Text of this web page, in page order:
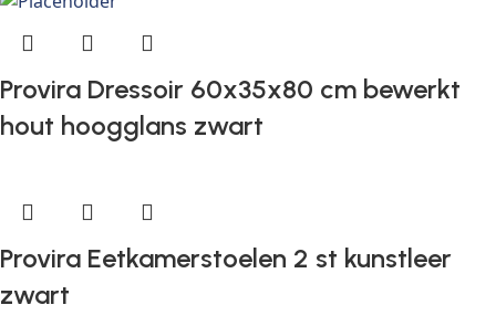
Provira Dressoir 60x35x80 cm bewerkt
hout hoogglans zwart
Provira Eetkamerstoelen 2 st kunstleer
zwart